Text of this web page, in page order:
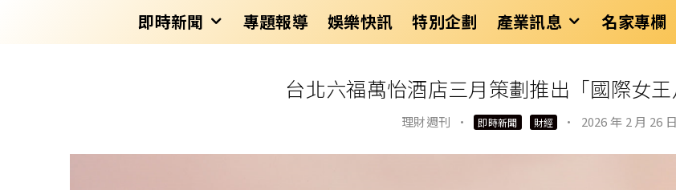
即時新聞 專題報導 娛樂快訊 特別企劃 產業訊息 名家專欄
台北六福萬怡酒店三月策劃推出「國際女
理財週刊 · 即時新聞 財經 · 2026 年 2 月 26 日